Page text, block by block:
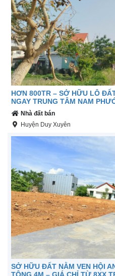
HƠN 800TR – SỞ HỮU LÔ
NGAY TRUNG TÂM NAM
Nhà đất bán
Huyện Duy Xuyên
SỞ HỮU ĐẤT NẰM VEN HỘI